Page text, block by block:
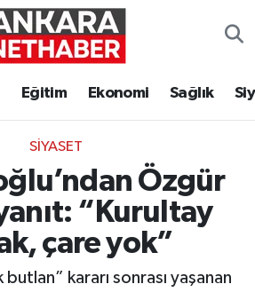
Eğitim Ekonomi Sağlık
SIYASET
Özgür
“Kurultay
çare yok”
kararı sonrası yaşanan